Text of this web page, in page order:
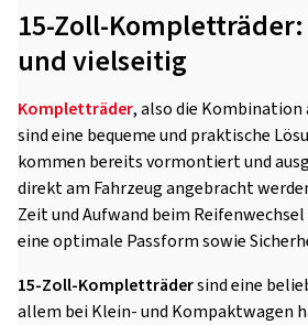
15-Zoll-
und vielseitig
Kompletträder, also die Kombination
sind eine bequeme und praktische
kommen bereits vormontiert und
direkt am Fahrzeug angebracht
Zeit und Aufwand beim
eine optimale Passform sowie
15-Zoll-Kompletträdersind eine
allem bei Klein- und Kompaktwagen